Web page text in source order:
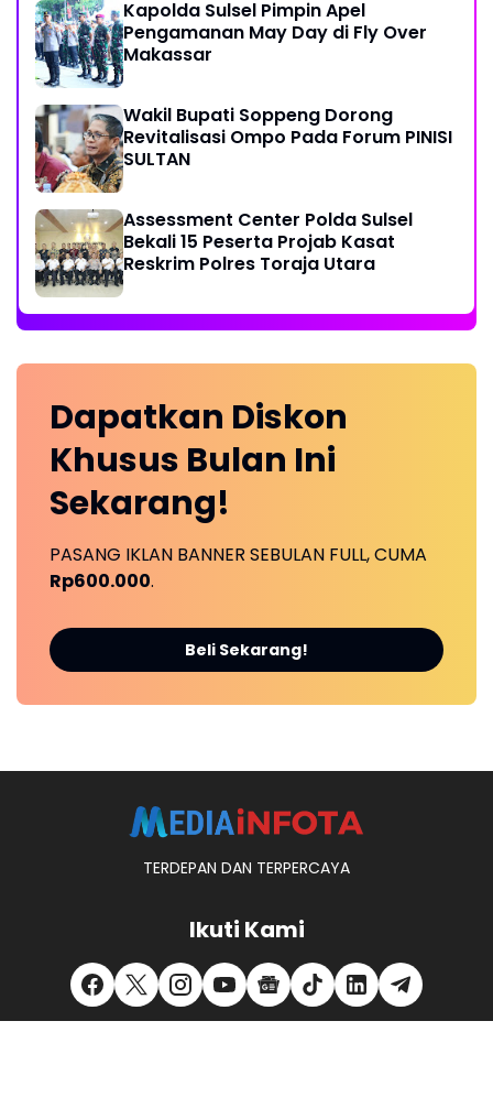
Kapolda Sulsel Pimpin Apel
Pengamanan May Day di Fly Over
Makassar
Wakil Bupati Soppeng Dorong
Revitalisasi Ompo Pada Forum PINISI
SULTAN
Assessment Center Polda Sulsel
Bekali 15 Peserta Projab Kasat
Reskrim Polres Toraja Utara
Dapatkan Diskon
Khusus Bulan Ini
Sekarang!
PASANG IKLAN BANNER SEBULAN FULL, CUMA
Rp600.000.
Beli Sekarang!
TERDEPAN DAN TERPERCAYA
Ikuti Kami